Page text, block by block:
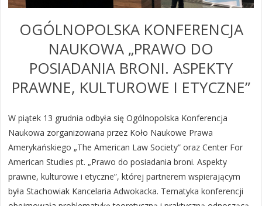
OGÓLNOPOLSKA KONFERENCJA
NAUKOWA „PRAWO DO
POSIADANIA BRONI. ASPEKTY
PRAWNE, KULTUROWE I ETYCZNE”
W piątek 13 grudnia odbyła się Ogólnopolska Konferencja
Naukowa zorganizowana przez Koło Naukowe Prawa
Amerykańskiego „The American Law Society” oraz Center For
American Studies pt. „Prawo do posiadania broni. Aspekty
prawne, kulturowe i etyczne”, której partnerem wspierającym
była Stachowiak Kancelaria Adwokacka. Tematyka konferencji